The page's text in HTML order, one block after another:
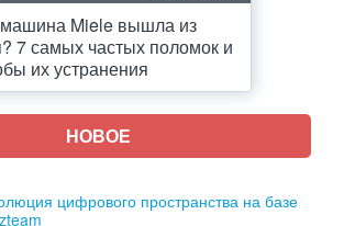
Miele вышла из
7 самых частых поломок и
их устранения
НОВОЕ
цифрового пространства на базе